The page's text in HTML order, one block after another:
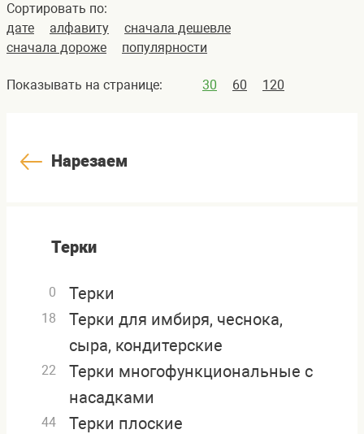
Сортировать по:
дате
алфавиту
сначала дешевле
сначала дороже
популярности
Показывать на странице: 30 60 120
Нарезаем
Терки
0 Терки
18
Терки для имбиря, чеснока,
сыра, кондитерские
22
Терки многофункциональные с
насадками
44 Терки плоские